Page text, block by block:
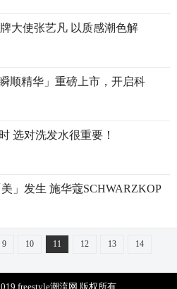
大使张艺凡 以质感潮色解
顺精华」重磅上市，开启科
选对洗发水很重要！
」发生 施华蔻SCHWARZKOP
9 10 11 12 13
14
freestyle潮流网 版权所有